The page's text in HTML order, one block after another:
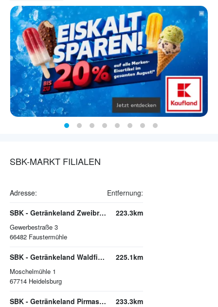
SBK-MARKT FILIALEN
Adresse: Entfernung:
SBK - Getränkeland Zweibrücken
Gewerbestraße 3
66482 Faustermühle
223.3km
SBK - Getränkeland Waldfischbach
Moschelmühle 1
67714 Heidelsburg
225.1km
SBK - Getränkeland Pirmasens 233.3km